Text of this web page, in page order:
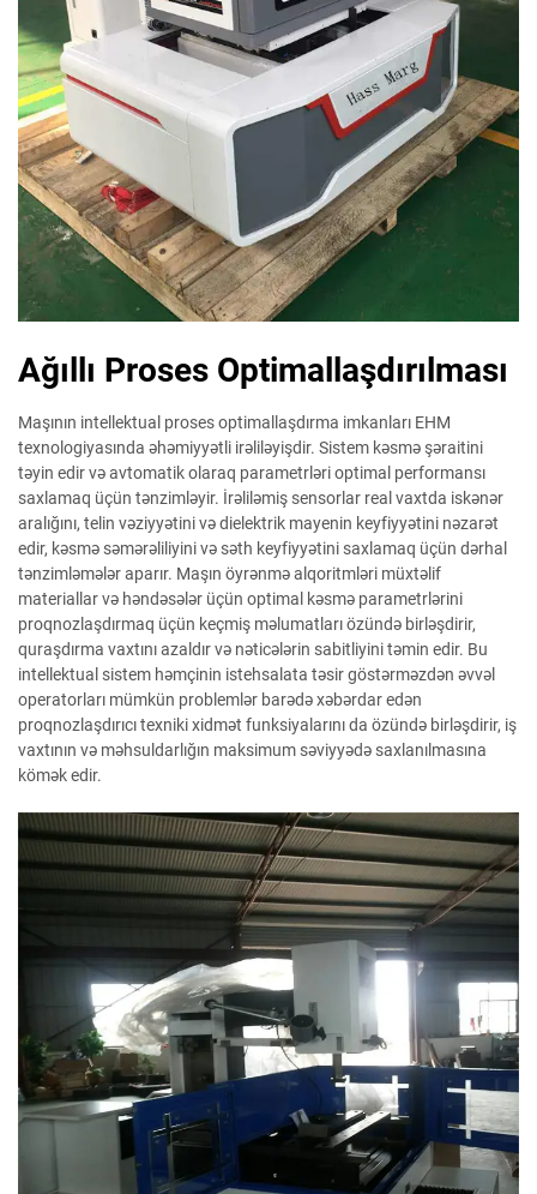
Ağıllı Proses Optimallaşdırılması
Maşının intellektual proses optimallaşdırma imkanları EHM
texnologiyasında əhəmiyyətli irəliləyişdir. Sistem kəsmə şəraitini
təyin edir və avtomatik olaraq parametrləri optimal performansı
saxlamaq üçün tənzimləyir. İrəliləmiş sensorlar real vaxtda iskənər
aralığını, telin vəziyyətini və dielektrik mayenin keyfiyyətini nəzarət
edir, kəsmə səmərəliliyini və səth keyfiyyətini saxlamaq üçün dərhal
tənzimləmələr aparır. Maşın öyrənmə alqoritmləri müxtəlif
materiallar və həndəsələr üçün optimal kəsmə parametrlərini
proqnozlaşdırmaq üçün keçmiş məlumatları özündə birləşdirir,
quraşdırma vaxtını azaldır və nəticələrin sabitliyini təmin edir. Bu
intellektual sistem həmçinin istehsalata təsir göstərməzdən əvvəl
operatorları mümkün problemlər barədə xəbərdar edən
proqnozlaşdırıcı texniki xidmət funksiyalarını da özündə birləşdirir, iş
vaxtının və məhsuldarlığın maksimum səviyyədə saxlanılmasına
kömək edir.